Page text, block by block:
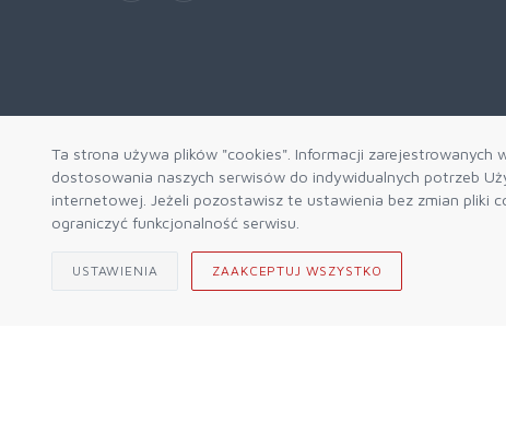
Ta strona używa plików "cookies". Informacji
dostosowania naszych serwisów do indywidualnych potrzeb
internetowej. Jeżeli pozostawisz te ustawienia bez zmian pliki
ograniczyć funkcjonalność serwisu.
USTAWIENIA ZAAKCEPTUJ WSZYSTKO